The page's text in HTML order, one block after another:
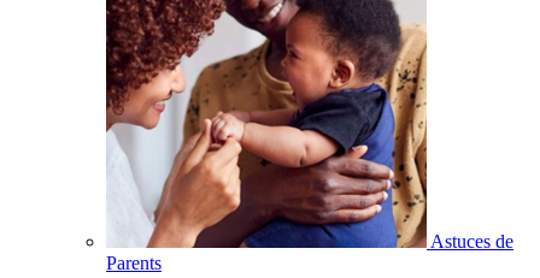
Astuces de
Parents